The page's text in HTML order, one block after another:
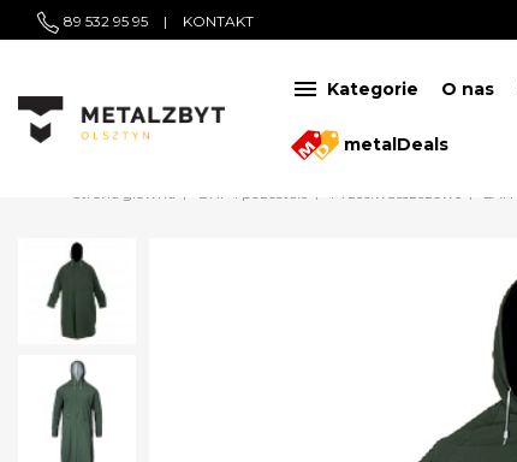
89 532 95 95 | KONTAKT
 Kategorie O nas
metalDeals